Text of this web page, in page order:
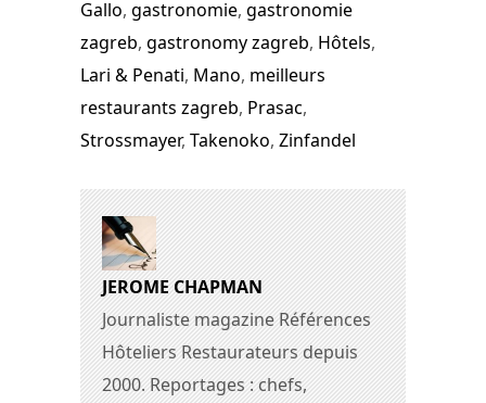
Gallo, gastronomie, gastronomie
zagreb, gastronomy zagreb, Hôtels,
Lari & Penati, Mano, meilleurs
restaurants zagreb, Prasac,
Strossmayer, Takenoko, Zinfandel
JEROME CHAPMAN
Journaliste magazine Références
Hôteliers Restaurateurs depuis
2000. Reportages : chefs,